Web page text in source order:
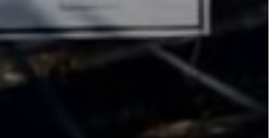
KONCEPCIÓK
BEJELENTŐ